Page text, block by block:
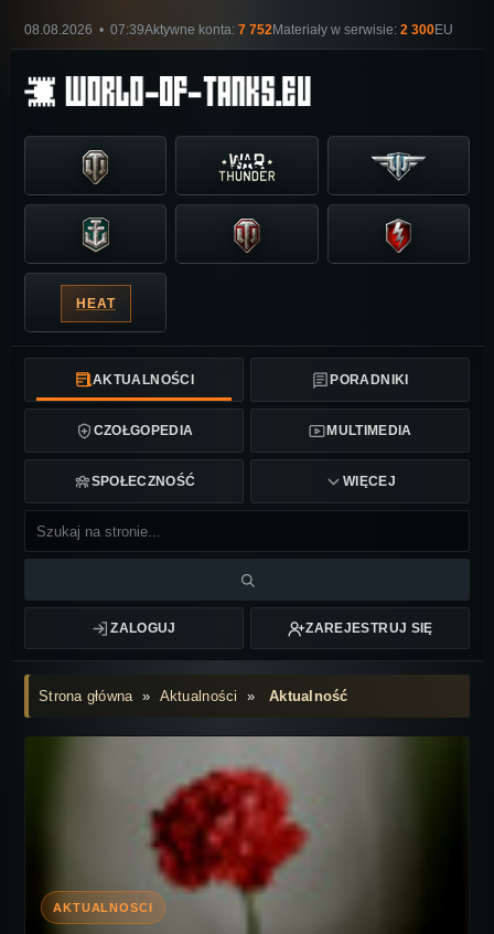
08.08.2026 • 07:39Aktywne konta: 7 752Materiały w serwisie: 2 300EU
HEAT
AKTUALNOŚCI PORADNIKI
CZOŁGOPEDIA MULTIMEDIA
SPOŁECZNOŚĆ WIĘCEJ
ZALOGUJ ZAREJESTRUJ SIĘ
Strona główna» Aktualności »Aktualność